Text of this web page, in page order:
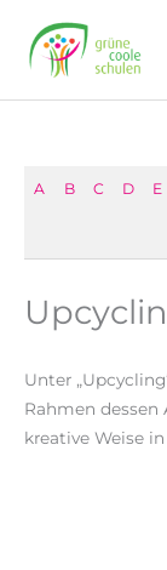
content
A B C D E
Unter
Rahmen
kreative Weise